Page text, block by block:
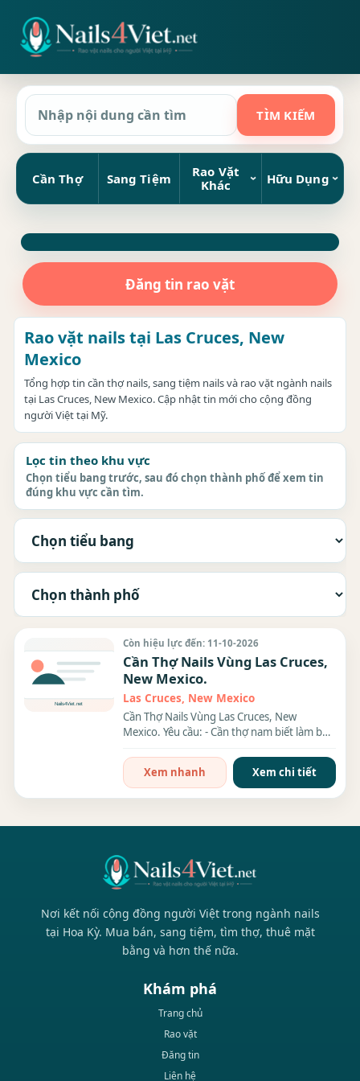
Cần Thợ Sang Tiệm
Rao Vặt
Khác
Hữu Dụng
Đăng tin rao vặt
Rao vặt nails tại Las Cruces, New
Mexico
Tổng hợp tin cần thợ nails, sang tiệm nails và rao vặt ngành nails
tại Las Cruces, New Mexico. Cập nhật tin mới cho cộng đồng
người Việt tại Mỹ.
Lọc tin theo khu vực
Chọn tiểu bang trước, sau đó chọn thành phố để xem tin
đúng khu vực cần tìm.
Còn hiệu lực đến: 11-10-2026
Cần Thợ Nails Vùng Las Cruces,
New Mexico.
Las Cruces, New Mexico
Cần Thợ Nails Vùng Las Cruces, New
Mexico. Yêu cầu: - Cần thợ nam biết làm bột.
Xem nhanh
Xem chi tiết
Nơi kết nối cộng đồng người Việt trong ngành nails
tại Hoa Kỳ. Mua bán, sang tiệm, tìm thợ, thuê mặt
bằng và hơn thế nữa.
Khám phá
Trang chủ
Rao vặt
Đăng tin
Liên hệ